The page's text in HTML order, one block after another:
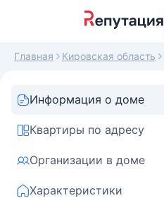
Главная Кировская область
Информация о доме
Квартиры по адресу
Организации в доме
Характеристики